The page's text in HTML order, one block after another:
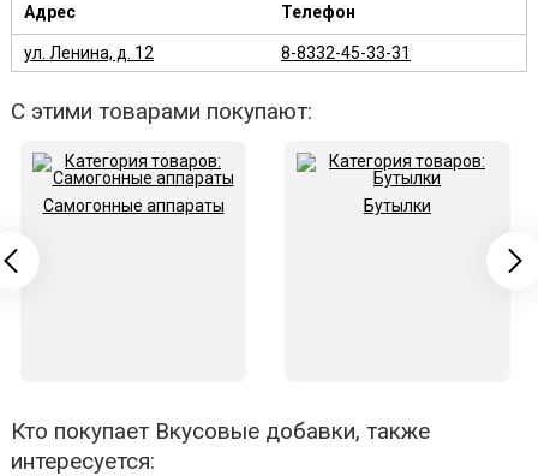
Адрес Телефон
ул. Ленина, д. 12 8-8332-45-33-31
С этими товарами покупают:
Самогонные аппараты Бутылки
Кто покупает Вкусовые добавки, также
интересуется: